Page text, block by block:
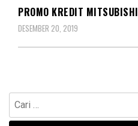
PROMO KREDIT
DESEMBER 20, 2019
Cari
untuk: